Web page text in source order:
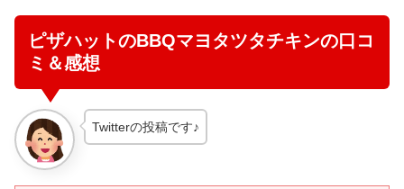
ピザハットのBBQマヨタツタチキンの口コ
ミ＆感想
Twitterの投稿です♪